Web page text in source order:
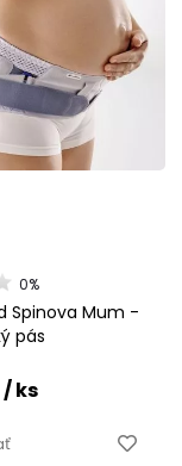
0%
Spinova Mum -
pás
/ ks